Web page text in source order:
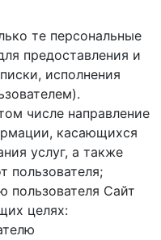
те персональные
предоставления и
исполнения
числе направление
касающихся
услуг, а также
пользователя;
пользователя Сайт
целях: